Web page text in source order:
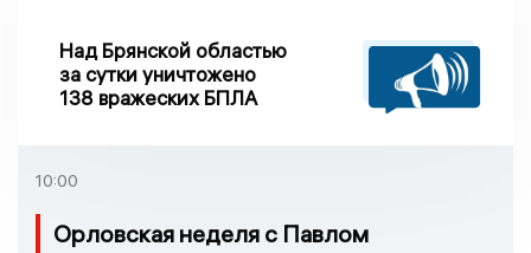
Над Брянской областью
за сутки уничтожено
138 вражеских БПЛА
10:00
Орловская неделя с Павлом